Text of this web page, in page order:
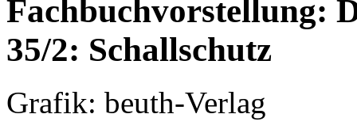
Fachbuchvorstellung:
35/2: Schallschutz
Grafik: beuth-Verlag